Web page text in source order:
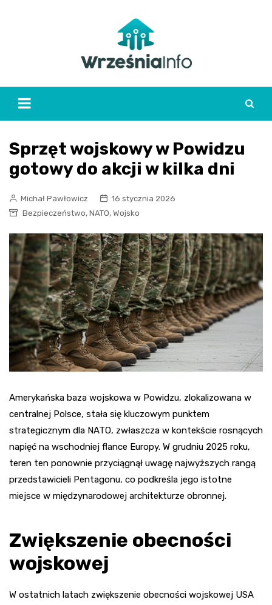
Sprzęt wojskowy w Powidzu
gotowy do akcji w kilka dni
Michał Pawłowicz
16 stycznia 2026
Bezpieczeństwo, NATO, Wojsko
Amerykańska baza wojskowa w Powidzu, zlokalizowana w
centralnej Polsce, stała się kluczowym punktem
strategicznym dla NATO, zwłaszcza w kontekście rosnących
napięć na wschodniej flance Europy. W grudniu 2025 roku,
teren ten ponownie przyciągnął uwagę najwyższych rangą
przedstawicieli Pentagonu, co podkreśla jego istotne
miejsce w międzynarodowej architekturze obronnej.
Zwiększenie obecności
wojskowej
W ostatnich latach zwiększenie obecności wojskowej USA